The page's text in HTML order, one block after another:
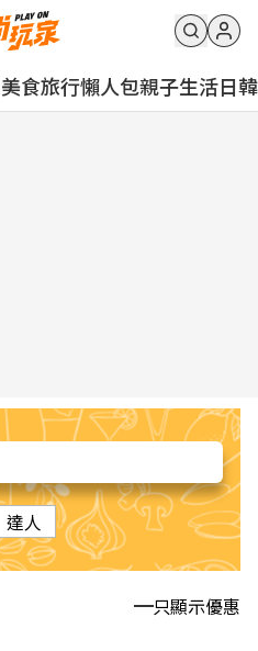
美食旅行懶人包親子生活日韓
達人
只顯示優惠